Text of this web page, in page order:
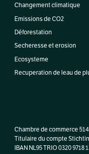
Changement climatique
Emissions de CO2
Déforestation
Secheresse et erosion
Ecosysteme
Recuperation de leau de
Chambre de commerce
Titulaire du compte
IBAN NL95 TRIO 0320 9718